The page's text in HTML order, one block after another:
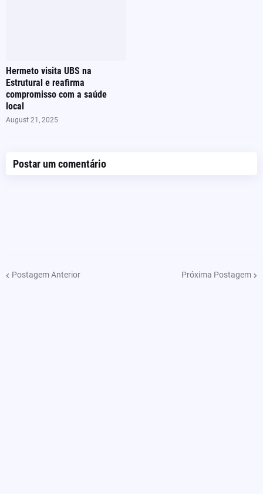
Hermeto visita UBS na
Estrutural e reafirma
compromisso com a saúde
local
August 21, 2025
Postar um comentário
Postagem Anterior Próxima Postagem